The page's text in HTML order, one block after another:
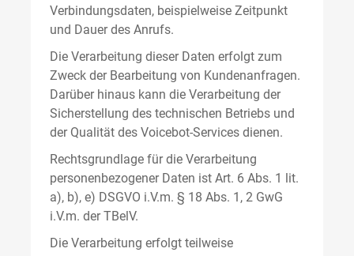
Verbindungsdaten, beispielweise Zeitpunkt
und Dauer des Anrufs.
Die Verarbeitung dieser Daten erfolgt zum
Zweck der Bearbeitung von Kundenanfragen.
Darüber hinaus kann die Verarbeitung der
Sicherstellung des technischen Betriebs und
der Qualität des Voicebot-Services dienen.
Rechtsgrundlage für die Verarbeitung
personenbezogener Daten ist Art. 6 Abs. 1 lit.
a), b), e) DSGVO i.V.m. § 18 Abs. 1, 2 GwG
i.V.m. der TBelV.
Die Verarbeitung erfolgt teilweise